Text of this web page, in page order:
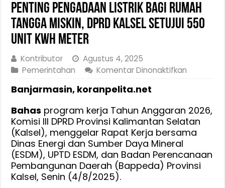
Penting Pengadaan Listrik Bagi Rumah
Tangga Miskin, DPRD Kalsel Setujui 550
Unit KWh Meter
Kontributor
Agustus 4, 2025
Pemerintahan
Komentar Dinonaktifkan
Bagi
Rumah
Tangga
Miskin,
DPRD
Banjarmasin, koranpelita.net
Bahas program kerja Tahun Anggaran 2026,
Komisi III DPRD Provinsi Kalimantan Selatan
(Kalsel), menggelar Rapat Kerja bersama
Dinas Energi dan Sumber Daya Mineral
(ESDM), UPTD ESDM, dan Badan Perencanaan
Pembangunan Daerah (Bappeda) Provinsi
Kalsel, Senin (4/8/2025).